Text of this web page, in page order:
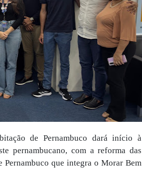
de Pernambuco dará início à
pernambucano, com a reforma das
que integra o Morar Bem